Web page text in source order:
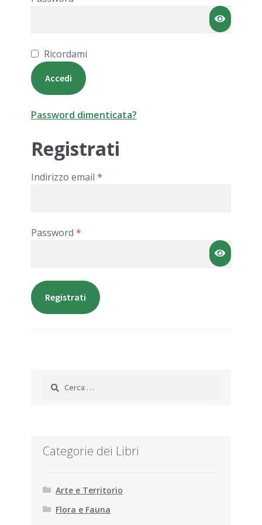
Ricordami
Accedi
Password dimenticata?
Registrati
Indirizzo email *Richiesto
Password *Richiesto
Registrati
Ricerca
per:
Categorie dei Libri
Arte e Territorio
Flora e Fauna